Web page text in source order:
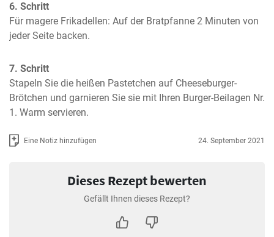
6. Schritt
Für magere Frikadellen: Auf der Bratpfanne 2 Minuten von
jeder Seite backen.
7. Schritt
Stapeln Sie die heißen Pastetchen auf Cheeseburger-
Brötchen und garnieren Sie sie mit Ihren Burger-Beilagen Nr.
1. Warm servieren.
Eine Notiz hinzufügen 24. September 2021
Dieses Rezept bewerten
Gefällt Ihnen dieses Rezept?